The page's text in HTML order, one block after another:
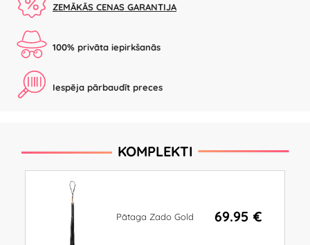
ZEMĀKĀS CENAS GARANTIJA
100% privāta iepirkšanās
Iespēja pārbaudīt preces
KOMPLEKTI
Pātaga Zado Gold 69.95 €